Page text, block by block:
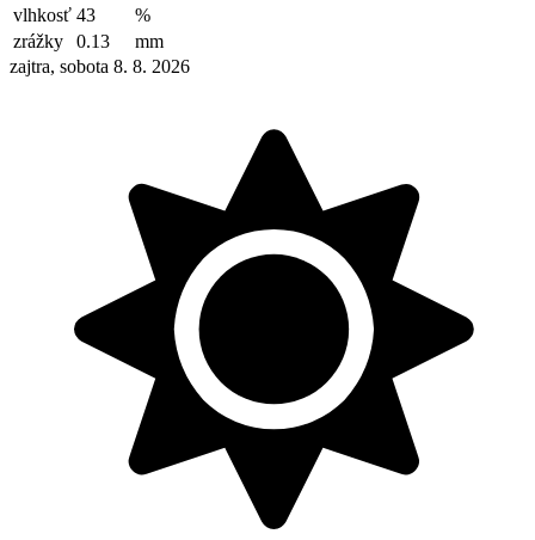
vlhkosť 43
%
zrážky
0.13
mm
zajtra, sobota 8. 8. 2026